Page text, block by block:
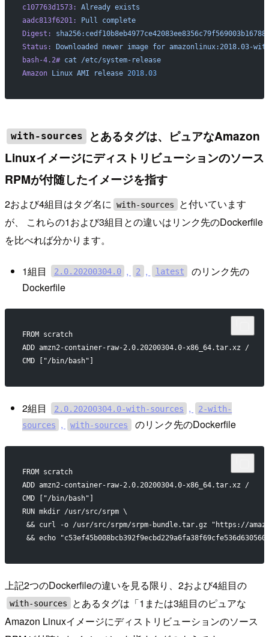
c107763d1573:
Already exists
aadc813f6201:
Pull
complete
Digest:
Status:
Downloaded newer image for amazonlinux:2018.03-
bash-4.2# cat /etc/system-release
Amazon Linux AMI release 2018.03
with-sources
とあるタグは、ピュアなAmazon
Linuxイメージにディストリビューションのソース
RPMが付随したイメージを指す
2および4組目はタグ名に with-sources
と付いています
が、 これらの1および3組目との違いはリンク先のDockerfile
を比べれば分かります。
1組目 2.0.20200304.0 , 2 , latest
のリンク先の
Dockerfile
FROM scratch
ADD amzn2-container-raw-2.0.20200304.0-x86_64.tar.xz /
CMD ["/bin/bash"]
2組目 2.0.20200304.0-with-sources ,
2-with-
sources
, with-sources のリンク先のDockerfile
FROM scratch
ADD amzn2-container-raw-2.0.20200304.0-x86_64.tar.xz /
CMD ["/bin/bash"]
RUN mkdir /usr/src/srpm \
&& curl -o /usr/src/srpm/srpm-bundle.tar.gz "https://amazon-
&& echo
上記2つのDockerfileの違いを見る限り、2および4組目の
with-sources
とあるタグは「1または3組目のピュアな
Amazon Linuxイメージにディストリビューションのソース